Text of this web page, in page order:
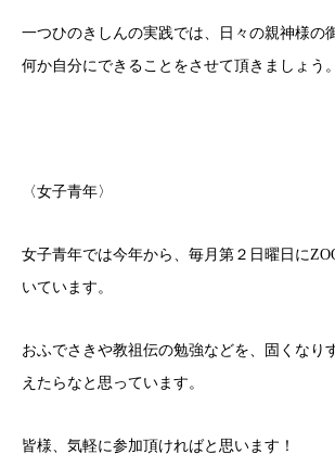
一つひのきしんの実践では、日々の親神様の
何か自分にできることをさせて頂きましょう。
〈女子青年〉
女子青年では今年から、毎月第２日曜日に
いています。
おふでさきや教祖伝の勉強などを、固くなり
えたらなと思っています。
皆様、気軽に参加頂ければと思います！